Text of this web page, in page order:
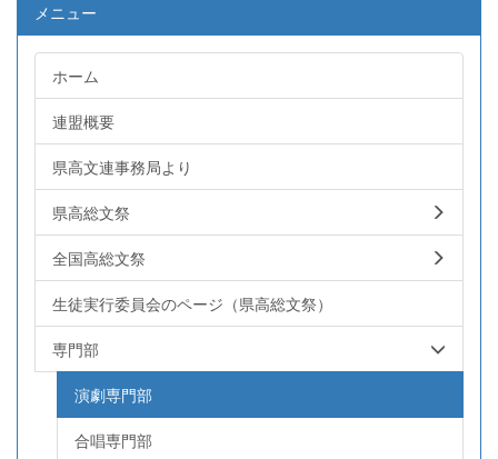
メニュー
ホーム
連盟概要
県高文連事務局より
県高総文祭
全国高総文祭
生徒実行委員会のページ（県高総文祭）
専門部
演劇専門部
合唱専門部